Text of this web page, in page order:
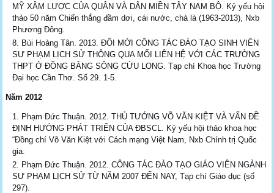
MỸ XÂM LƯỢC CỦA QUÂN VÀ DÂN MIỀN TÂY NAM BỘ. Kỷ yếu hội
thảo 50 năm Chiến thắng đầm dơi, cái nước, chà là (1963-2013), Nxb
Phương Đông.
Bùi Hoàng Tân. 2013. ĐỔI MỚI CÔNG TÁC ĐÀO TẠO SINH VIÊN
SƯ PHẠM LỊCH SỬ THÔNG QUA MỐI LIÊN HỆ VỚI CÁC TRƯỜNG
THPT Ở ĐỒNG BẰNG SÔNG CỬU LONG. Tạp chí Khoa học Trường
Đại học Cần Thơ. Số 29. 1-5.
Năm 2012
Phạm Đức Thuận. 2012. THỦ TƯỚNG VÕ VĂN KIỆT VÀ VẤN ĐỀ
ĐỊNH HƯỚNG PHÁT TRIỂN CỦA ĐBSCL. Kỷ yếu hội thảo khoa học
“Đồng chí Võ Văn Kiệt với Cách mạng Việt Nam, Nxb Chính trị Quốc
gia.
Phạm Đức Thuận. 2012. CÔNG TÁC ĐÀO TẠO GIÁO VIÊN NGÀNH
SƯ PHẠM LỊCH SỬ TỪ NĂM 2007 ĐẾN NAY, Tạp chí Giáo dục (số
297).